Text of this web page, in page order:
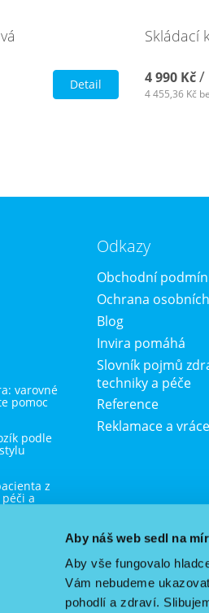
Aby náš web sedl na
Aby vše fungovalo
Vám nebudeme
pohodlí a zdraví.
Detail
Skládací
4 990 Kč /
4 455,36 Kč
varovné
pomoc
podle
z
a
které
Odkazy
Obchodní
Ochrana
Blog
Invira pomáhá
Slovník pojmů
techniky a péče
Reference
Reklamace a